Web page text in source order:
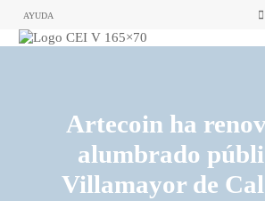
AYUDA
Artecoin ha
alumbrado
Villamayor de